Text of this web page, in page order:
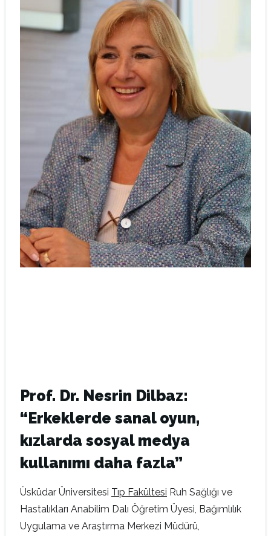
Prof. Dr. Nesrin Dilbaz:
“Erkeklerde sanal oyun,
kızlarda sosyal medya
kullanımı daha fazla”
Üsküdar Üniversitesi Tıp Fakültesi Ruh Sağlığı ve
Hastalıkları Anabilim Dalı Öğretim Üyesi, Bağımlılık
Uygulama ve Araştırma Merkezi Müdürü,